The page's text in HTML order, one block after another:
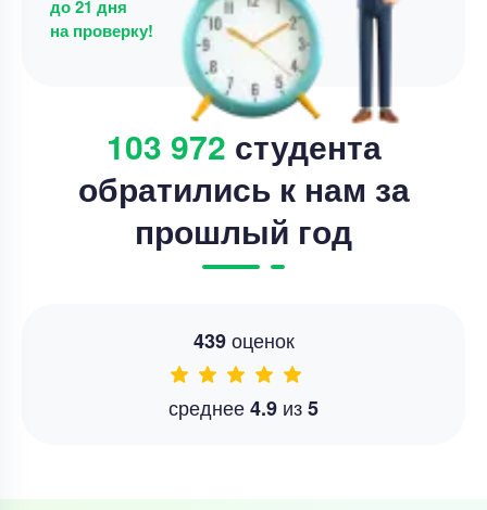
до 21 дня
на проверку!
103 972 студента
обратились к нам за
прошлый год
439оценок
среднее4.9 из5